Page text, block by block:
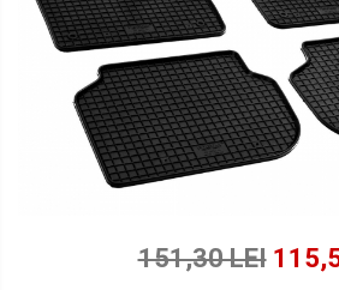
Lichide Suspensie Motociclete
Lichide Întreținere
Lichide Întreținere Autoturisme
Lichide Întreținere Camioane
151,30 LEI